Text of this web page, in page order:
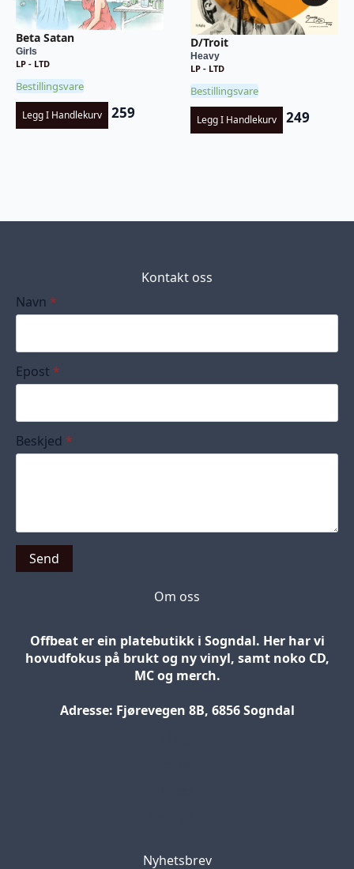
Beta Satan
Girls
LP - LTD
Bestillingsvare
Legg I Handlekurv 259
D/Troit
Heavy
LP - LTD
Bestillingsvare
Legg I Handlekurv 249
Kontakt oss
Navn *
Epost *
Beskjed *
Send
Om oss
Offbeat er ein platebutikk i Sogndal. Her har vi
hovudfokus på brukt og ny vinyl, samt noko CD,
MC og merch.
Adresse: Fjørevegen 8B, 6856 Sogndal
Nyhetsbrev